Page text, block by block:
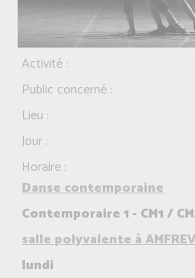
Activité :
Public concerné :
Lieu :
Jour :
Horaire :
Danse contemporaine
Contemporaire 1 - CM1 /
salle polyvalente à
lundi